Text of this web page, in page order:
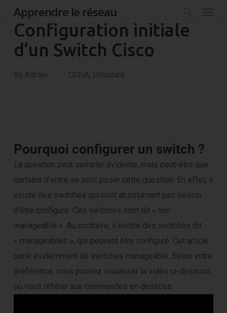
main
content
Apprendre le réseau
Configuration initiale
d’un Switch Cisco
Pourquoi configurer un switch ?
La question peut sembler évidente, mais peut-être que
certains d’entre se sont poser cette question. En effet, il
existe des switches qui n’ont absolument pas besoin
d’être configuré. Ces switches sont dit « non
manageable ». Au contraire, il existe des switches dit
« manageables », qui peuvent être configuré. Cet article
parle évidemment de switches manageable. Selon votre
préférence, vous pouvez visualiser la vidéo ci-dessous,
ou vous référer aux commandes en dessous.